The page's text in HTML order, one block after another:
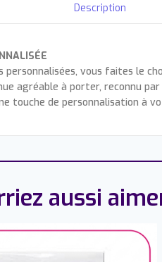
Description
personnalisées, vous faites le
agréable à porter, reconnu
touche de personnalisation à
aussi